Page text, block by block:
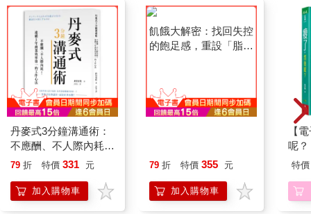
丹麥式3分鐘溝通術：
不應酬、不人際內耗！
連霸5年商業效率第一
79 折 特價 331 元
加入購物車
恆溫器」， 從根源阻
飢餓
79 折 特價 355 元
加入購物車
【
呢？
特價